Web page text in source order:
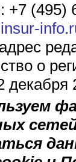
+7 (495)
о
декабря